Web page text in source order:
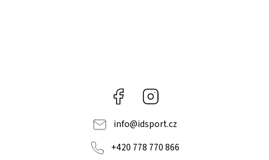
Facebook
info@idsport.cz
+420 778 770 866